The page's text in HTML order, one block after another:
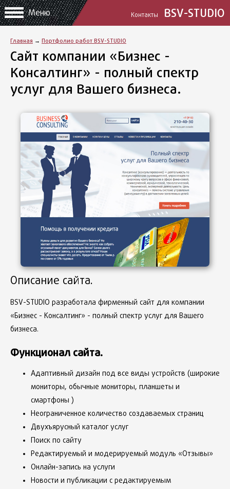
Меню Контакты BSV-STUDIO
Главная → Портфолио работ BSV-STUDIO
Сайт компании «Бизнес -
Консалтинг» - полный спектр
услуг для Вашего бизнеса.
Описание сайта.
BSV-STUDIO разработала фирменный сайт для компании
«Бизнес - Консалтинг» - полный спектр услуг для Вашего
бизнеса.
Функционал сайта.
Адаптивный дизайн под все виды устройств (широкие
мониторы, обычные мониторы, планшеты и
смартфоны )
Неограниченное количество создаваемых страниц
Двухъярусный каталог услуг
Поиск по сайту
Редактируемый и модерируемый модуль «Отзывы»
Онлайн-запись на услуги
Новости и публикации с редактируемым